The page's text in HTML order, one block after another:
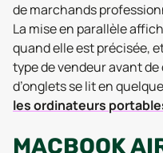
de marchands
La mise en parallèle
quand elle est précisée,
type de vendeur avant
d’onglets se lit en
les ordinateurs
MACBOOK